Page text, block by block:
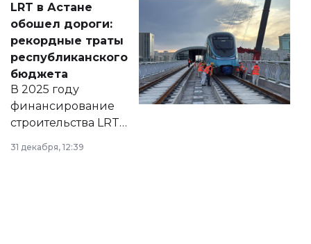
документ
появился в базе
нормативных
правовых актов и
на сайте маслихат
города.
LRT в Астане
обошел дороги:
рекордные траты
республиканского
бюджета
В 2025 году
финансирование
строительства LRT
в Астане из
республиканского
31 декабря, 12:39